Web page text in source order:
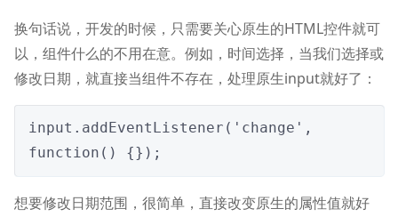
换句话说，开发的时候，只需要关心原生的HTML控件就可
以，组件什么的不用在意。例如，时间选择，当我们选择或
修改日期，就直接当组件不存在，处理原生input就好了：
input.addEventListener('change',
function() {});
想要修改日期范围，很简单，直接改变原生的属性值就好